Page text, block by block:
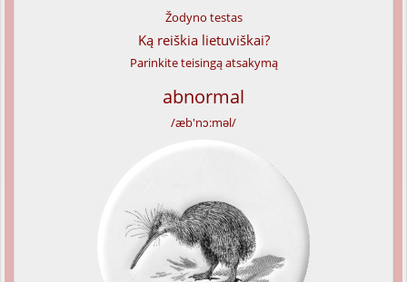
Žodyno testas
Ką reiškia lietuviškai?
Parinkite teisingą atsakymą
abnormal
/æb'nɔ:məl/